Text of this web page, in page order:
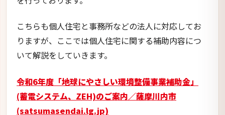
事業の目的
再生可能エネルギー利用を促進し、住宅におけるエ
ネルギーの自立化や温室効果ガス排出量を低減する
補助内容